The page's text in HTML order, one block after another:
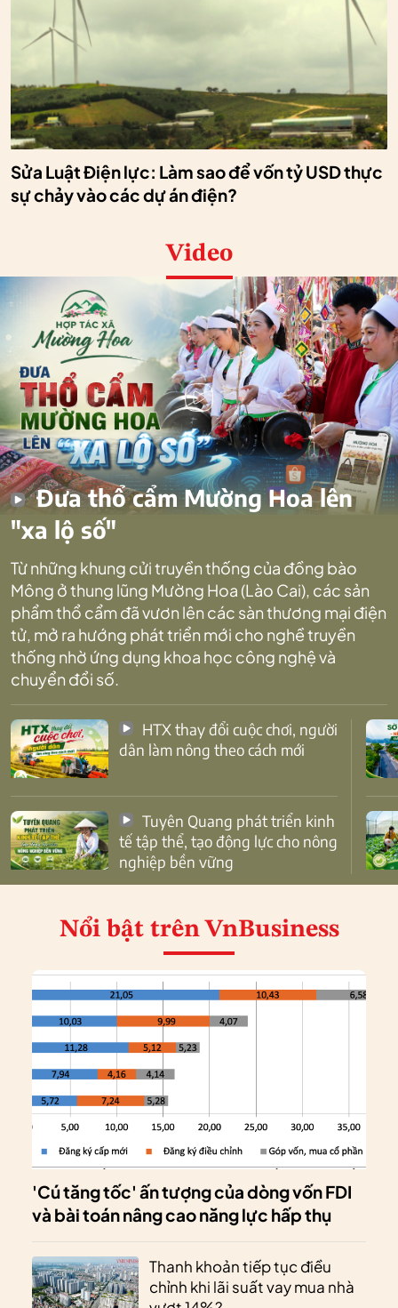
Sửa Luật Điện lực: Làm sao để vốn tỷ USD thực
sự chảy vào các dự án điện?
Video
Đưa thổ cẩm Mường Hoa lên
"xa lộ số"
Từ những khung cửi truyền thống của đồng bào
Mông ở thung lũng Mường Hoa (Lào Cai), các sản
phẩm thổ cẩm đã vươn lên các sàn thương mại điện
tử, mở ra hướng phát triển mới cho nghề truyền
thống nhờ ứng dụng khoa học công nghệ và
chuyển đổi số.
dân làm nông theo cách mới
tế tập thể, tạo động lực cho nông
nghiệp bền vững
Nổi bật trên VnBusiness
'Cú tăng tốc' ấn tượng của dòng vốn FDI
và bài toán nâng cao năng lực hấp thụ
Thanh khoản tiếp tục điều
chỉnh khi lãi suất vay mua nhà